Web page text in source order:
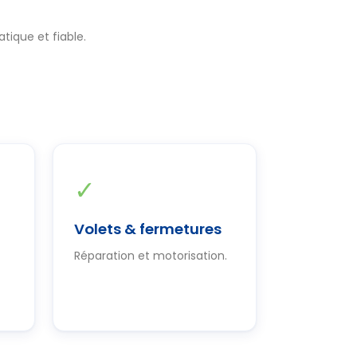
et fiable.
✓
Volets & fermetures
Réparation et motorisation.